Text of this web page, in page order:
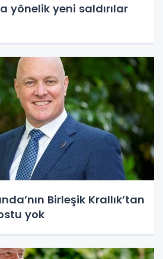
yönelik yeni saldırılar
Birleşik Krallık’tan
yok